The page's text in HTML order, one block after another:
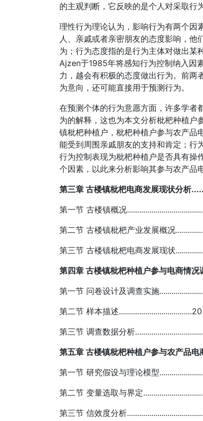
的主观判断，它反映的是个人对采取行
理性行为理论认为，影响行为有两个因
人、亲戚或者亲密朋友的态度影响，他
为；行为态度指的是行为主体对做出某
Ajzen于1985年将感知行为控制纳入因
力，越会有积极的态度做出行为。前两
为意向，还可能直接用于预测行为。
在预测个体的行为意愿方面，许多学者
为的解释，这也为本文分析枇杷种植户
镇枇杷种植户，枇杷种植户参与农产品
能受到周围亲戚朋友的支持和肯定；行
行为控制表现为枇杷种植户是否具有操
个因素，以此来分析影响其参与农产品
第三章 古楼镇枇杷电商发展现状分析
第一节 古楼镇概况
第二节 古楼镇枇杷产业发展概况
第三节 古楼镇枇杷电商发展现状
第四章 古楼镇枇杷种植户参与电商情
第一节 问卷设计及调查实施
第二节 样本描述....................................20
第三节 调查数据分析
第五章 古楼镇枇杷种植户参与农产品
第一节 研究假设与理论模型
第二节 变量选取与界定
第三节 信效度分析